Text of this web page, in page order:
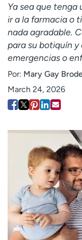
About UCHealth
Ready. Set. CO.
Employees
Media inquiries
Contact us
e
n
d
Ya sea que tenga
ir a la farmacia o
nada agradable.
para su botiquín
emergencias o
Por: Mary Gay
March 24, 2026